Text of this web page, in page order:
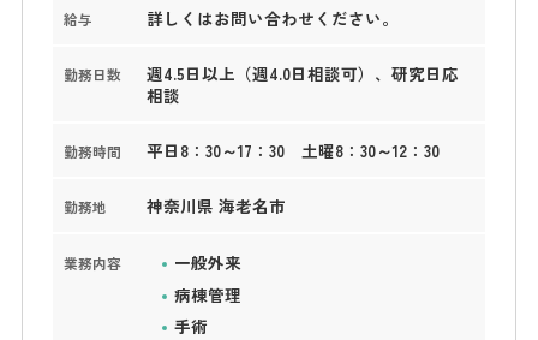
給与 詳しくはお問い合わせください。
勤務日数
週4.5日以上（週4.0日相談可）、研究日応
相談
勤務時間 平日8：30～17：30 土曜8：30～12：30
勤務地 神奈川県 海老名市
業務内容
一般外来
病棟管理
手術